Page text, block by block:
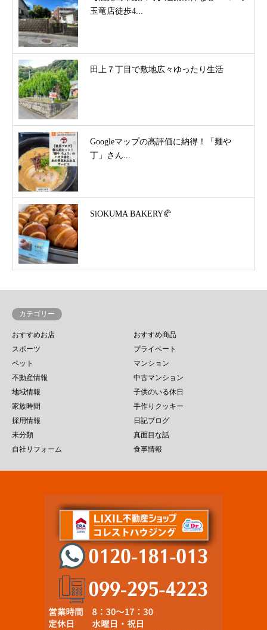
玉竜店徒歩4...
田上７丁目で敷地広々ゆったり生活
Googleマップの高評価に納得！「麺や
丁」さん...
SiOKUMA BAKERY🥐
カテゴリー
おすすめお店
おすすめ商品
スポーツ
プライベート
ペット
マンション
不動産情報
中古マンション
地域情報
子供のいる休日
家族時間
手作りクッキー
採用情報
日記ブログ
未分類
真面目な話
自社リフォーム
食事情報